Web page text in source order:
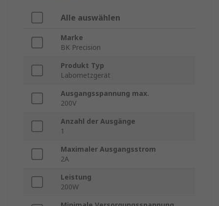
Alle auswählen
Marke
BK Precision
Produkt Typ
Labornetzgerät
Ausgangsspannung max.
200V
Anzahl der Ausgänge
1
Maximaler Ausgangsstrom
2A
Leistung
200W